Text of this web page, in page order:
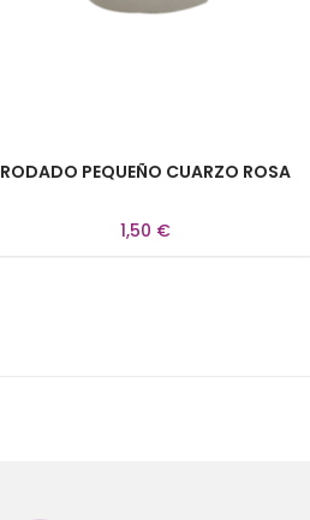
RODADO PEQUEÑO CUARZO ROSA
1,50 €